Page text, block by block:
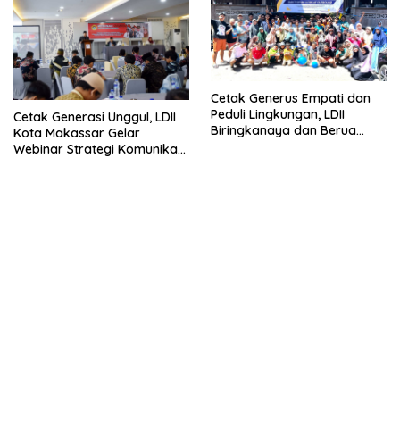
Cetak Generasi Unggul, LDII
Kota Makassar Gelar
Webinar Strategi Komunikasi
Cetak Generus Empati dan
Peduli Lingkungan, LDII
Biringkanaya dan Berua